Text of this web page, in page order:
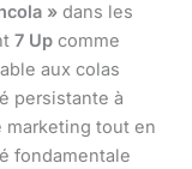
» dans les
7 Up comme
aux colas
persistante à
marketing tout en
fondamentale